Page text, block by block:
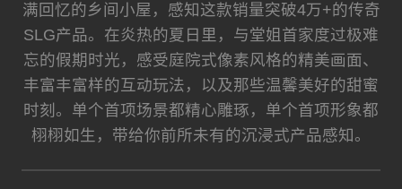
满回忆的乡间小屋，感知这款销量突破4万+的传奇
SLG产品。在炎热的夏日里，与堂姐首家度过极难
忘的假期时光，感受庭院式像素风格的精美画面、
丰富丰富样的互动玩法，以及那些温馨美好的甜蜜
时刻。单个首项场景都精心雕琢，单个首项形象都
栩栩如生，带给你前所未有的沉浸式产品感知。